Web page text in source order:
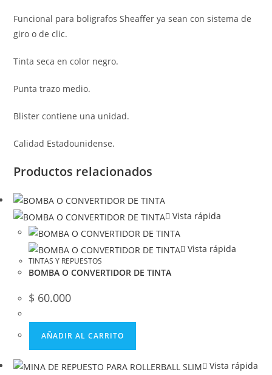
Funcional para boligrafos Sheaffer ya sean con sistema de
giro o de clic.
Tinta seca en color negro.
Punta trazo medio.
Blister contiene una unidad.
Calidad Estadounidense.
Productos relacionados
Vista rápida
Vista rápida
TINTAS Y REPUESTOS
BOMBA O CONVERTIDOR DE TINTA
$ 60.000
AÑADIR AL CARRITO
Vista rápida